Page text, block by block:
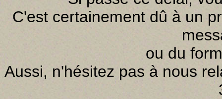
C'est certainement dû à un
ou du
Aussi, n'hésitez pas à nous